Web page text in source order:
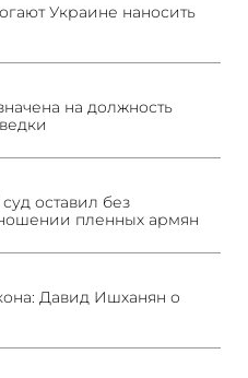
Украине наносить
на должность
оставил без
пленных армян
Давид Ишханян о